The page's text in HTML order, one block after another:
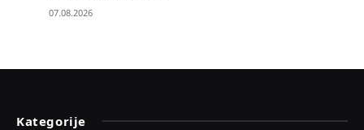
07.08.2026
Kategorije